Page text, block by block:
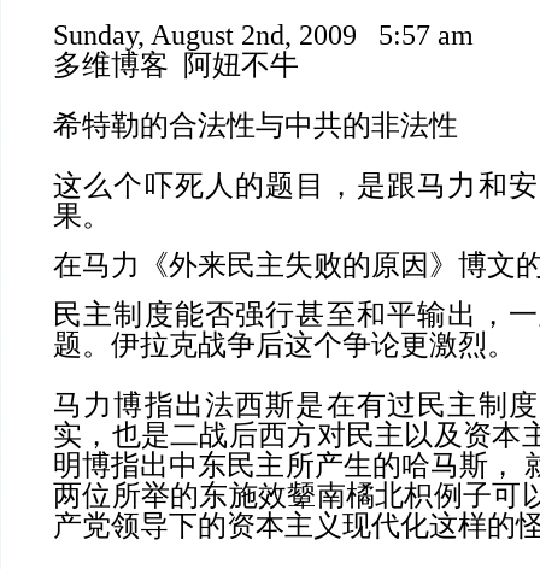
Sunday, August 2nd, 2009 5:57 am
多维博客 阿妞不牛
希特勒的合法性与中共的非法性
这么个吓死人的题目，是跟马力和
果。
在马力《外来民主失败的原因》博文
民主制度能否强行甚至和平输出，
题。伊拉克战争后这个争论更激烈。
马力博指出法西斯是在有过民主制
实，也是二战后西方对民主以及资本
明博指出中东民主所产生的哈马斯，
两位所举的东施效颦南橘北枳例子可
产党领导下的资本主义现代化这样的